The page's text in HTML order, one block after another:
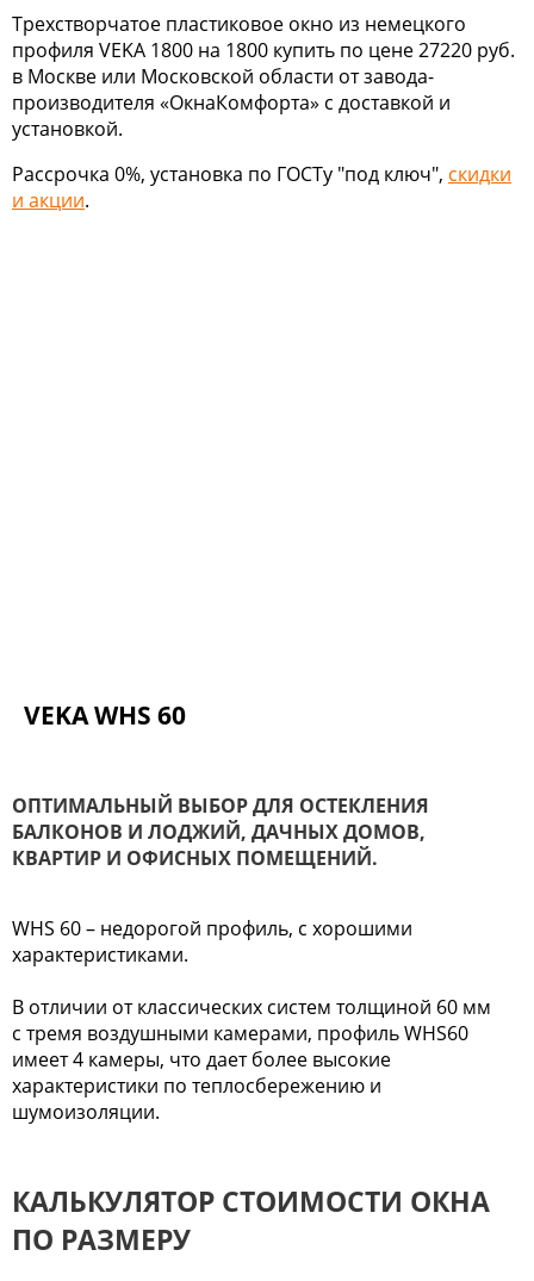
Трехстворчатое пластиковое окно из немецкого
профиля VEKA 1800 на 1800 купить по цене 27220 руб.
в Москве или Московской области от завода-
производителя «ОкнаКомфорта» с доставкой и
установкой.
Рассрочка 0%, установка по ГОСТу "под ключ", скидки
и акции.
VEKA WHS 60
ОПТИМАЛЬНЫЙ ВЫБОР ДЛЯ ОСТЕКЛЕНИЯ
БАЛКОНОВ И ЛОДЖИЙ, ДАЧНЫХ ДОМОВ,
КВАРТИР И ОФИСНЫХ ПОМЕЩЕНИЙ.
WHS 60 – недорогой профиль, с хорошими
характеристиками.
В отличии от классических систем толщиной 60 мм
с тремя воздушными камерами, профиль WHS60
имеет 4 камеры, что дает более высокие
характеристики по теплосбережению и
шумоизоляции.
КАЛЬКУЛЯТОР СТОИМОСТИ ОКНА
ПО РАЗМЕРУ